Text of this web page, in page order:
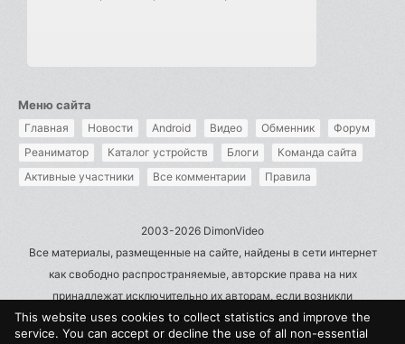
Меню сайта
Главная Новости Android Видео Обменник
Форум
Реаниматор
Каталог устройств Блоги
Команда сайта
Активные участники
Все комментарии Правила
2003-2026 DimonVideo
Все материалы, размещенные на сайте, найдены в сети интернет
как свободно распространяемые, авторские права на них
принадлежат исключительно их авторам, если возникли
претензии - пишите на admin@dimonvideo.ru
Политика в отношении обработки персональных данных
This website uses cookies to collect statistics and improve the
service. You can accept or decline the use of all non-essential